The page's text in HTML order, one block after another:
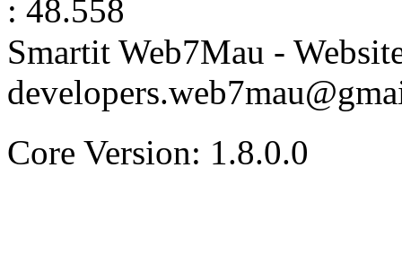
: 48.558
Smartit Web7Mau -
Core Version: 1.8.0.0